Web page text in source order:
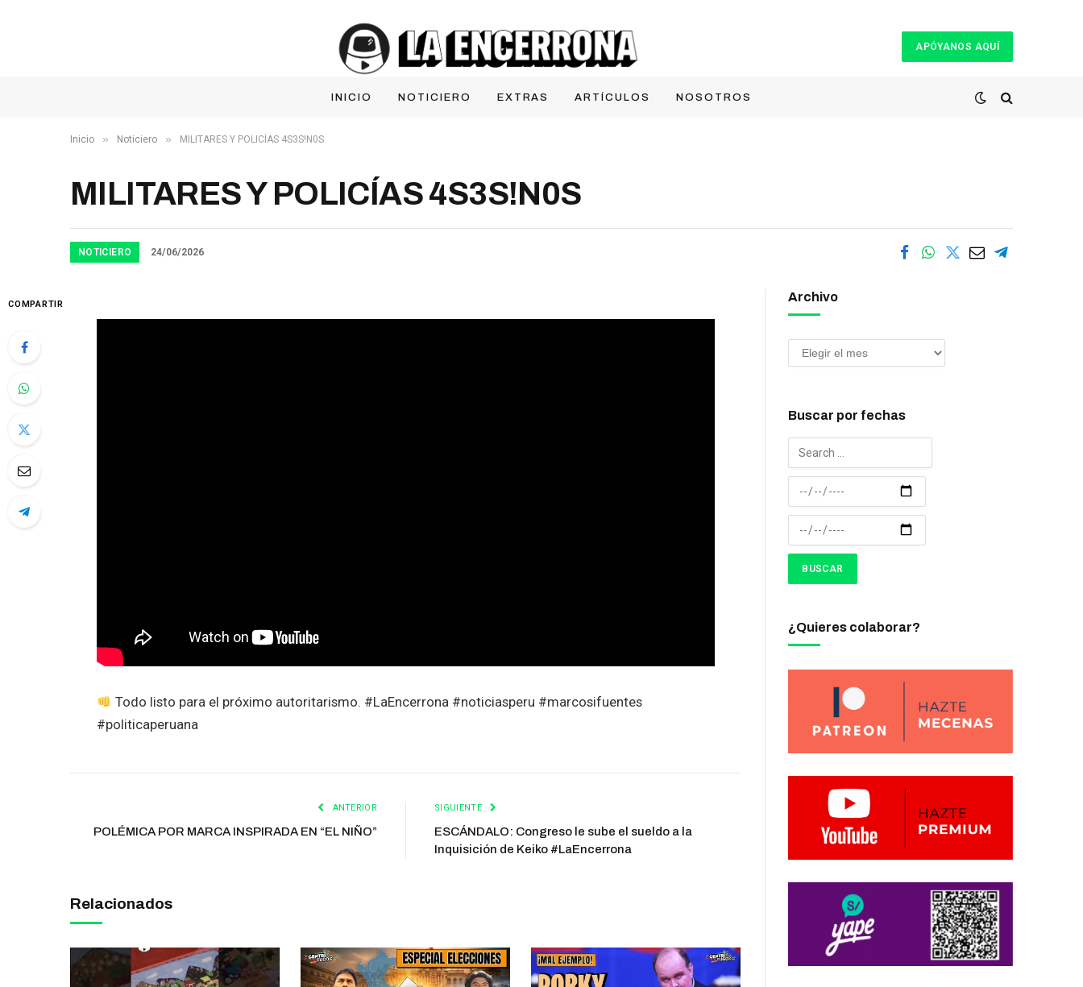
APÓYANOS AQUÍ
INICIO NOTICIERO EXTRAS ARTÍCULOS NOSOTROS
Inicio » Noticiero » MILITARES Y POLICÍAS 4S3S!N0S
MILITARES Y POLICÍAS 4S3S!N0S
NOTICIERO 24/06/2026
COMPARTIR
Todo listo para el próximo autoritarismo. #LaEncerrona #noticiasperu #marcosifuentes
#politicaperuana
ANTERIOR
POLÉMICA POR MARCA INSPIRADA EN “EL NIÑO”
SIGUIENTE
ESCÁNDALO: Congreso le sube el sueldo a la
Inquisición de Keiko #LaEncerrona
Relacionados
Archivo
Buscar por fechas
¿Quieres colaborar?